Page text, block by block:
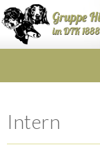
Intern